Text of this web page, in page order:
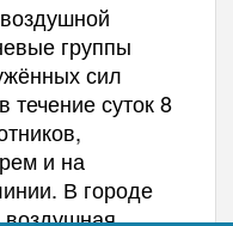
группы
сил
суток 8
и на
В городе
воздушная